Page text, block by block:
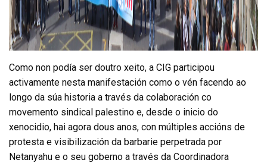
Como non podía ser doutro xeito, a CIG participou
activamente nesta manifestación como o vén facendo ao
longo da súa historia a través da colaboración co
movemento sindical palestino e, desde o inicio do
xenocidio, hai agora dous anos, con múltiples accións de
protesta e visibilización da barbarie perpetrada por
Netanyahu e o seu goberno a través da Coordinadora